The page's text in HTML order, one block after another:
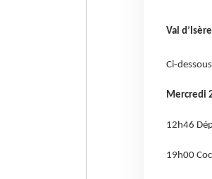
Val
Ci-
Mercredi
12h46
19h00